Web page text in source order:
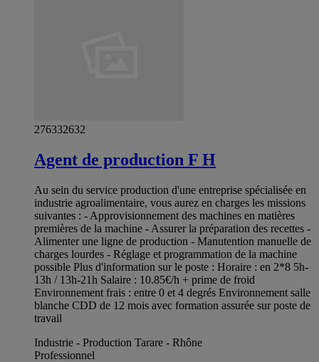
276332632
Agent de production F H
Au sein du service production d'une entreprise spécialisée en
industrie agroalimentaire, vous aurez en charges les missions
suivantes : - Approvisionnement des machines en matières
premières de la machine - Assurer la préparation des recettes -
Alimenter une ligne de production - Manutention manuelle de
charges lourdes - Réglage et programmation de la machine
possible Plus d'information sur le poste : Horaire : en 2*8 5h-
13h / 13h-21h Salaire : 10.85€/h + prime de froid
Environnement frais : entre 0 et 4 degrés Environnement salle
blanche CDD de 12 mois avec formation assurée sur poste de
travail
Industrie - Production Tarare - Rhône
Professionnel